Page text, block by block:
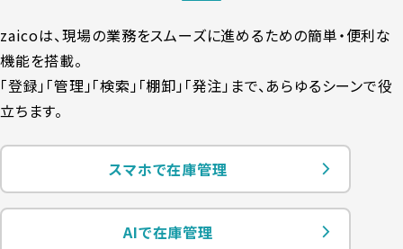
zaicoは、現場の業務をスムーズに進めるための簡単・便利な
機能を搭載。
「登録」「管理」「検索」「棚卸」「発注」まで、あらゆるシーンで役
立ちます。
スマホで在庫管理
AIで在庫管理